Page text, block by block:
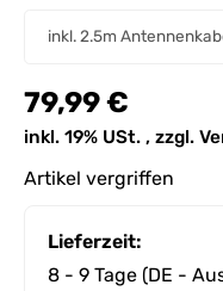
inkl. 2.5m
79,99 €
inkl. 19% USt. , zzgl.
Artikel vergriffen
Lieferzeit:
8 - 9 Tage (DE -